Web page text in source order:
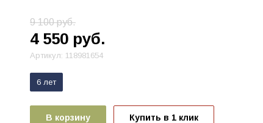
9 100руб.
4 550 руб.
Артикул: 118981654
6 лет
В корзину Купить в 1 клик